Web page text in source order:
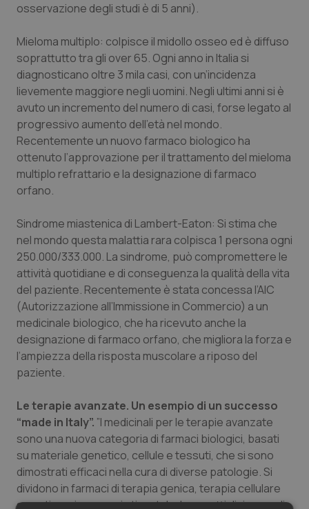
osservazione degli studi è di 5 anni).
Mieloma multiplo: colpisce il midollo osseo ed è diffuso
soprattutto tra gli over 65. Ogni anno in Italia si
diagnosticano oltre 3 mila casi, con un’incidenza
lievemente maggiore negli uomini. Negli ultimi anni si è
avuto un incremento del numero di casi, forse legato al
progressivo aumento dell’età nel mondo.
Recentemente un nuovo farmaco biologico ha
ottenuto l’approvazione per il trattamento del mieloma
multiplo refrattario e la designazione di farmaco
orfano.
Sindrome miastenica di Lambert-Eaton: Si stima che
nel mondo questa malattia rara colpisca 1 persona ogni
250.000/333.000. La sindrome, può compromettere le
attività quotidiane e di conseguenza la qualità della vita
del paziente. Recentemente è stata concessa l’AIC
(Autorizzazione all’Immissione in Commercio) a un
medicinale biologico, che ha ricevuto anche la
designazione di farmaco orfano, che migliora la forza e
l’ampiezza della risposta muscolare a riposo del
paziente.
Le terapie avanzate. Un esempio di un successo
“made in Italy”. ”I medicinali per le terapie avanzate
sono una nuova categoria di farmaci biologici, basati
su materiale genetico, cellule e tessuti, che si sono
dimostrati efficaci nella cura di diverse patologie. Si
dividono in farmaci di terapia genica, terapia cellulare
somatica e ingegneria tissutale. I progetti di ricerca di